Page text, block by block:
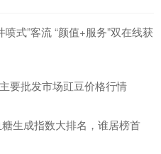
式”客流 “颜值+服务”双在线获
要批发市场豇豆价格行情
生成指数大排名，谁居榜首